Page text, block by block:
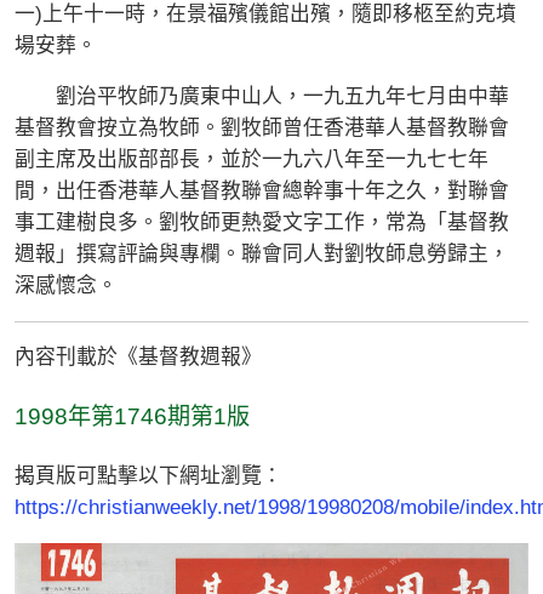
一)上午十一時，在景福殯儀館出殯，隨即移柩至約克墳
場安葬。
劉治平牧師乃廣東中山人，一九五九年七月由中華
基督教會按立為牧師。劉牧師曾任香港華人基督教聯會
副主席及出版部部長，並於一九六八年至一九七七年
間，出任香港華人基督教聯會總幹事十年之久，對聯會
事工建樹良多。劉牧師更熱愛文字工作，常為「基督教
週報」撰寫評論與專欄。聯會同人對劉牧師息勞歸主，
深感懷念。
內容刊載於《基督教週報》
1998年第1746期第1版
揭頁版可點擊以下網址瀏覽：
https://christianweekly.net/1998/19980208/mobile/